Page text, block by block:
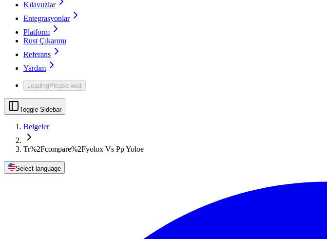
Kılavuzlar
Entegrasyonlar
Platform
Rust Çıkarımı
Referans
Yardım
LoadingPlease wait
Toggle Sidebar
Belgeler
Tr%2Fcompare%2Fyolox Vs Pp Yoloe
Select language